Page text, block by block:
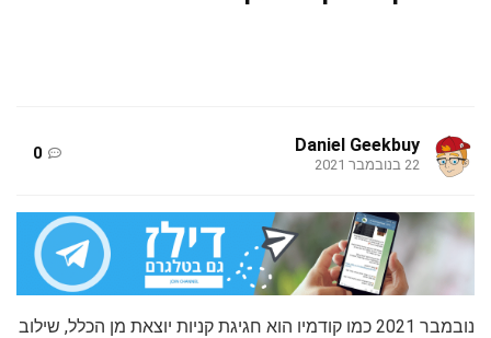
Daniel Geekbuy
22 בנובמבר 2021
0
נובמבר 2021 כמו קודמיו הוא חגיגת קניות יוצאת מן הכלל, שילוב